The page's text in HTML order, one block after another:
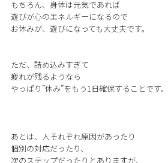
もちろん、身体は元気であれば
遊びが心のエネルギーになるので
お休みが、遊びになっても大丈夫です。
ただ、詰め込みすぎて
疲れが残るようなら
やっぱり”休み”をもう1日確保することです。
あとは、人それぞれ原因があったり
個別の対応だったり、
次のステップだったりとありますが、